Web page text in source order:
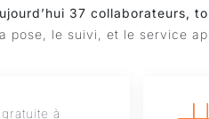
37 collaborateurs,
pose, le suivi, et le service
à